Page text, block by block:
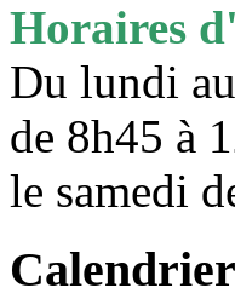
Horaires
Du lundi
de 8h45 à
le samedi